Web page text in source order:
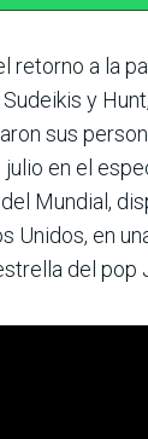
retorno a la
y
sus
en el
Mundial,
Unidos, en
del pop